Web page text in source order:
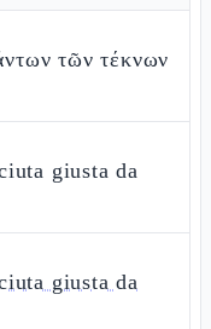
τῶν τέκνων
giusta da
giusta da